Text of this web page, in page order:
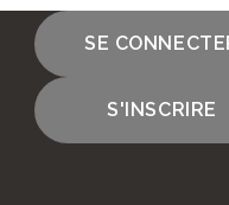
SE
S'INSCRIRE